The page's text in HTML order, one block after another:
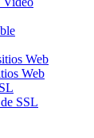
Web
Web
SSL